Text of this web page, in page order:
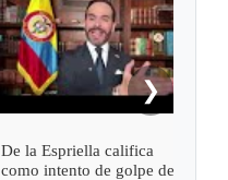
De la Espriella califica
como intento de golpe de
❯